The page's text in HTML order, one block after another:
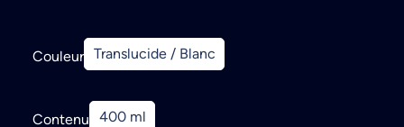
Couleur Translucide / Blanc
Contenu 400 ml